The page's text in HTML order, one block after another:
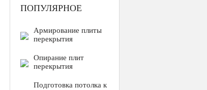
ПОПУЛЯРНОЕ
Армирование плиты
перекрытия
Опирание плит
перекрытия
Подготовка потолка к